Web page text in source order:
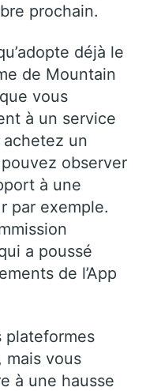
prochain.
déjà le
de Mountain
vous
à un service
un
observer
à une
par exemple.
a poussé
de l’App
plateformes
mais vous
à une hausse